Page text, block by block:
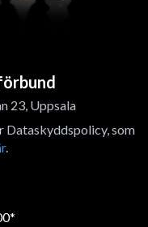
23, Uppsala
Dataskyddspolicy, som
.